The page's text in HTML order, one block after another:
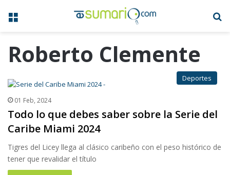
Menú
Roberto Clemente
Deportes
01 Feb, 2024
Todo lo que debes saber sobre la Serie del
Caribe Miami 2024
Tigres del Licey llega al clásico caribeño con el peso histórico de
tener que revalidar el título